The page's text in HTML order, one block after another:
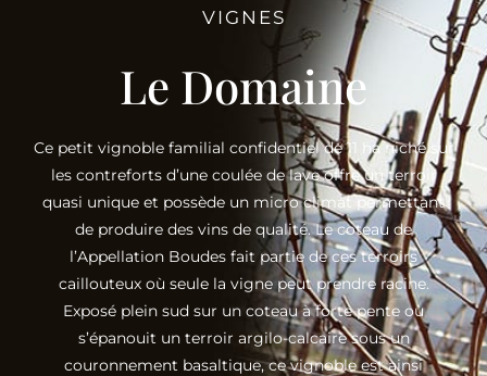
VIGNES
Le Domaine
Ce petit vignoble familial confidentiel de 11 ha niché sur
les contreforts d’une coulée de lave offre un terroir
quasi unique et possède un micro climat permettant
de produire des vins de qualité. Le coteau de
l’Appellation Boudes fait partie de ces terroirs
caillouteux où seule la vigne peut prendre racine.
Exposé plein sud sur un coteau à forte pente où
s’épanouit un terroir argilo-calcaire sous un
couronnement basaltique, ce vignoble est ainsi